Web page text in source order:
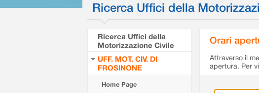
Ricerca Uffici della
Ricerca Uffici della
Motorizzazione Civile
UFF. MOT. CIV. DI
FROSINONE
Home Page
Orari
Attraverso il
apertura. Per